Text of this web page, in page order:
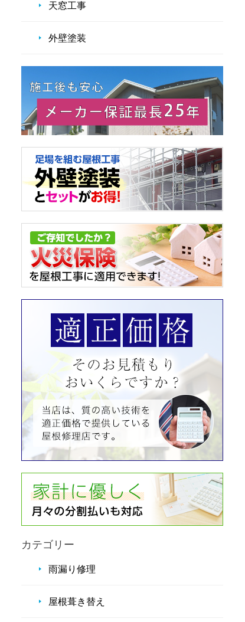
天窓工事
外壁塗装
カテゴリー
雨漏り修理
屋根葺き替え